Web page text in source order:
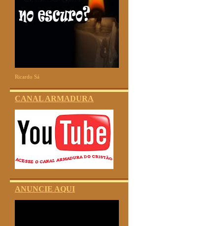
Ricardo Sá
CANAL ARMADURA
ANUNCIE AQUI